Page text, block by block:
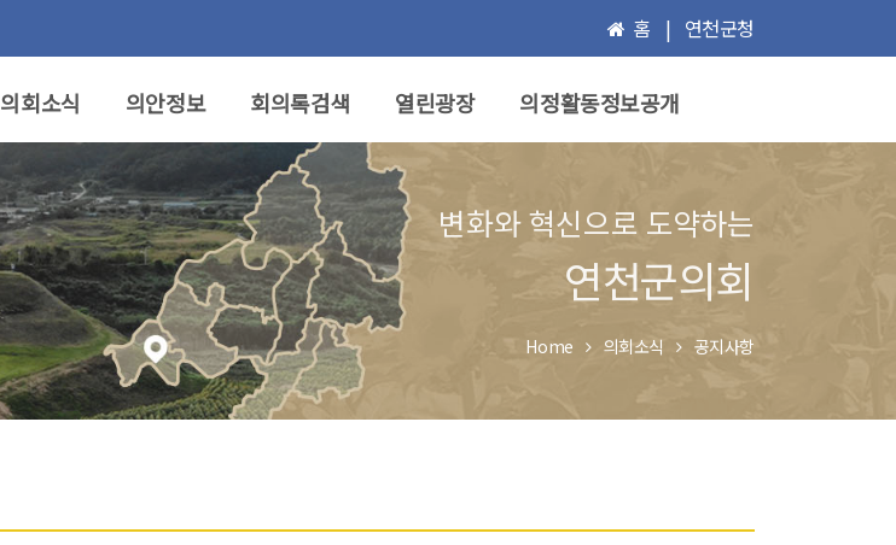
홈 | 연천군청
의회소식 의안정보 회의록검색 열린광장 의정활동정보공개
변화와 혁신으로 도약하는
연천군의회
Home 의회소식 공지사항